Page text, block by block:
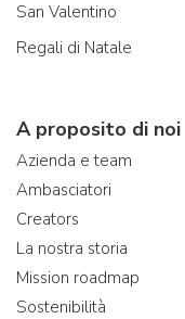
San Valentino
Regali di Natale
A proposito di noi
Azienda e team
Ambasciatori
Creators
La nostra storia
Mission roadmap
Sostenibilità